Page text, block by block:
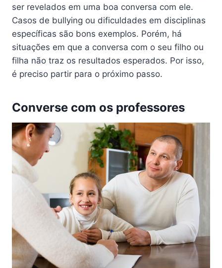
ser revelados em uma boa conversa com ele.
Casos de bullying ou dificuldades em disciplinas
específicas são bons exemplos. Porém, há
situações em que a conversa com o seu filho ou
filha não traz os resultados esperados. Por isso,
é preciso partir para o próximo passo.
Converse com os professores